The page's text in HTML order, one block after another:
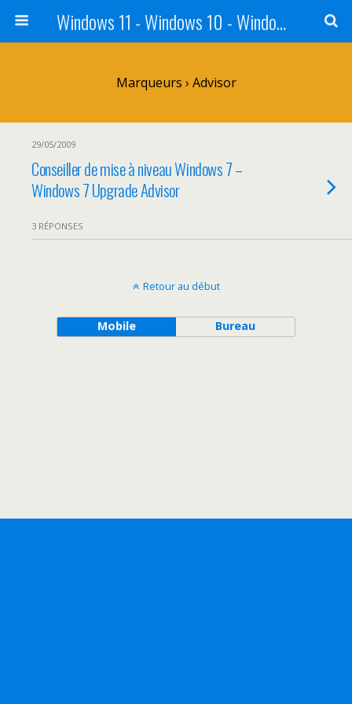
Windows 11 - Windows 10 - Windows 8 - Windows 7 - VISTA
Marqueurs › Advisor
29/05/2009
Conseiller de mise à niveau Windows 7 –
Windows 7 Upgrade Advisor
3 RÉPONSES
Retour au début
Mobile Bureau